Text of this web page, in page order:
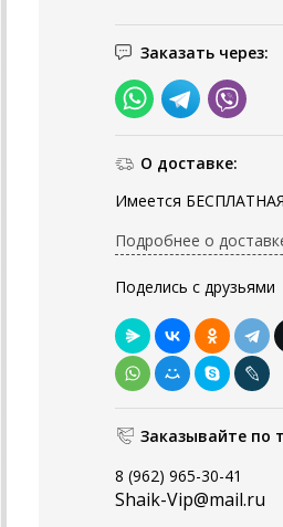
Заказать через:
О доставке:
Имеется
Подробнее о
Поделись с друзьями
Заказывайте по
8 (962) 965-30-41
Shaik-Vip@mail.ru